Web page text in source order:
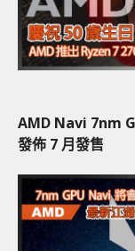
AMD Navi 7nm
發佈 7 月發售